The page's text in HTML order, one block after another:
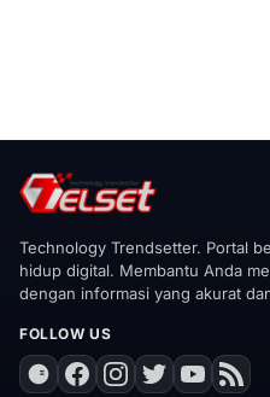
Technology Trendsetter. Portal
hidup digital. Membantu Anda
dengan informasi yang akurat
FOLLOW US